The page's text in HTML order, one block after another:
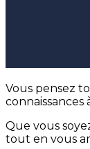
Vous pensez
connaissances
Que vous
tout en vous